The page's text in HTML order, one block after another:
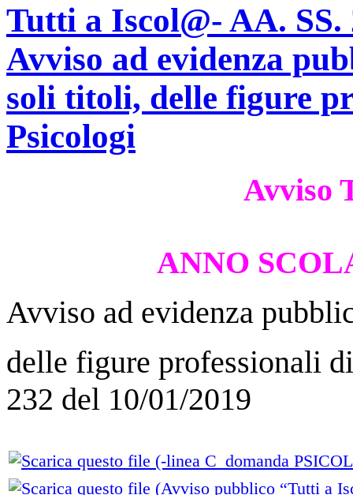
Tutti a Iscol@- AA. SS.
Avviso ad evidenza
soli titoli, delle figure
Psicologi
Avviso
ANNO
Avviso ad evidenza
delle figure professionali
232 del 10/01/2019